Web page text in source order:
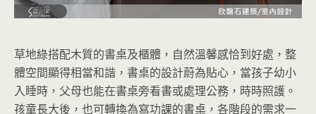
草地綠搭配木質的書桌及櫃體，自然溫馨感恰到好處，整
體空間顯得相當和諧，書桌的設計蔚為貼心，當孩子幼小
入睡時，父母也能在書桌旁看書或處理公務，時時照護。
孩童長大後，也可轉換為寫功課的書桌，各階段的需求一